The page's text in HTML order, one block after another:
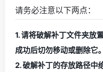
请务必注意以下两点：
1. 请将破解补丁文件夹放
成功后切勿移动或删除它。
2. 破解补丁的存放路径中